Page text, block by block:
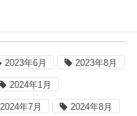
2023年6月 2023年8月
2024年1月
2024年7月 2024年8月